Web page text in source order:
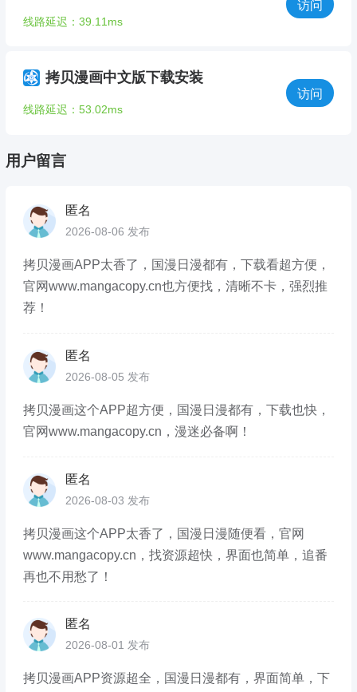
线路延迟：39.11ms
访问
拷贝漫画中文版下载安装
线路延迟：53.02ms
访问
用户留言
匿名
2026-08-06 发布
拷贝漫画APP太香了，国漫日漫都有，下载看超方便，
官网www.mangacopy.cn也方便找，清晰不卡，强烈推
荐！
匿名
2026-08-05 发布
拷贝漫画这个APP超方便，国漫日漫都有，下载也快，
官网www.mangacopy.cn，漫迷必备啊！
匿名
2026-08-03 发布
拷贝漫画这个APP太香了，国漫日漫随便看，官网
www.mangacopy.cn，找资源超快，界面也简单，追番
再也不用愁了！
匿名
2026-08-01 发布
拷贝漫画APP资源超全，国漫日漫都有，界面简单，下